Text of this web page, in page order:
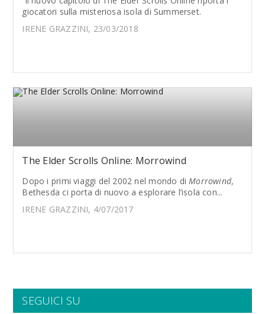
giocatori sulla misteriosa isola di Summerset.
IRENE GRAZZINI, 23/03/2018
The Elder Scrolls Online: Morrowind
Dopo i primi viaggi del 2002 nel mondo diMorrowind,
Bethesda ci porta di nuovo a esplorare l’isola con...
IRENE GRAZZINI, 4/07/2017
SEGUICI SU